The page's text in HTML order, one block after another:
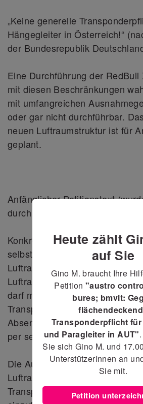
„Keine generelle
Hängegleiter in Österreich!“
der Bundesrepublik
Eine Durchführung der RedBull
mit diesen Beschränkungen
mit umfangreichen
oder gar nicht durchführbar.
neuen Luftraumstruktur ist für
geplant.
Anfänglicher Petitionstext
durch den oben angeführten
Konkret geht es nicht um die
selbst, es geht um das
Luftraumuntergrenzen des
Luftraums, denn in einen
darf man OHNE Transponder
Transponderpflicht entsteht
Absenken der Lufträume, eine
per se ist nicht geplant.
Die Austro Control plant, für
Luftraumgrenzen abzusenken
Transponderpflicht für jedens
Heute zählt
auf Sie
Gino M. braucht Ihre
Petition "austro
bures; bmvit:
Transponderpflicht für
und Paragleiter in AUT"
Sie sich Gino M. und
UnterstützerInnen an
Sie mit.
Petition